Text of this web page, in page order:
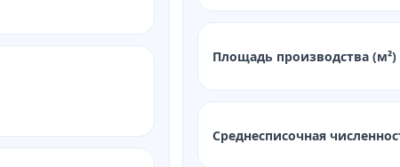
Площадь производства (м²)
Среднесписочная